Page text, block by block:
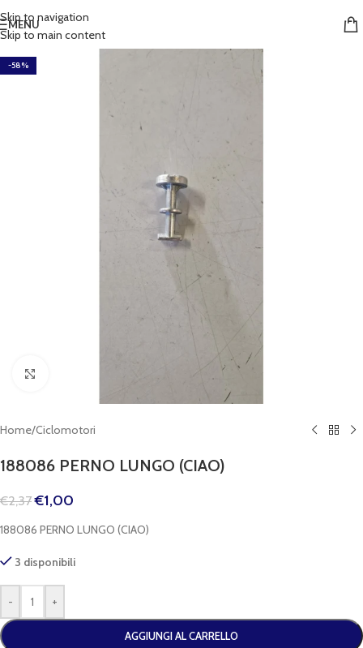
Skip to navigation
Skip to main content
MENU
-58%
Home/Ciclomotori
188086 PERNO LUNGO (CIAO)
€2,37 €1,00
188086 PERNO LUNGO (CIAO)
3 disponibili
- +
AGGIUNGI AL CARRELLO